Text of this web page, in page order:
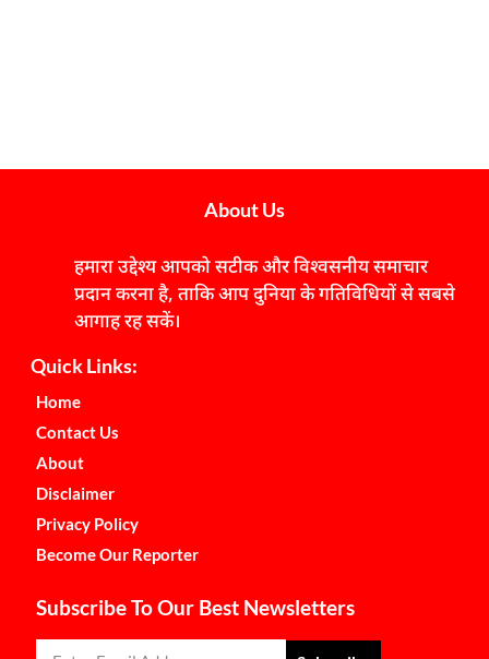
About Us
हमारा उद्देश्य आपको सटीक और विश्वसनीय समाचार
प्रदान करना है, ताकि आप दुनिया के गतिविधियों से सबसे
आगाह रह सकें।
Quick Links:
Home
Contact Us
About
Disclaimer
Privacy Policy
Become Our Reporter
Subscribe To Our Best Newsletters